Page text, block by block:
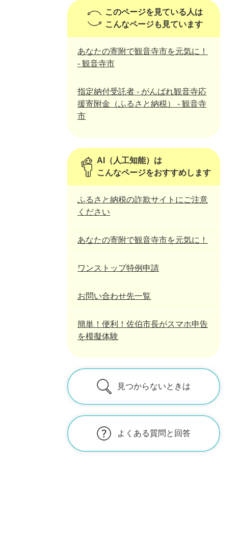
このページを見ている人は
こんなページも見ています
あなたの寄附で観音寺市を元気に！
- 観音寺市
指定納付受託者 - がんばれ観音寺応
援寄附金（ふるさと納税） - 観音寺
市
AI（人工知能）は
こんなページをおすすめします
ふるさと納税の詐欺サイトにご注意
ください
あなたの寄附で観音寺市を元気に！
ワンストップ特例申請
お問い合わせ先一覧
簡単！便利！佐伯市長がスマホ申告
を模擬体験
見つからないときは
よくある質問と回答